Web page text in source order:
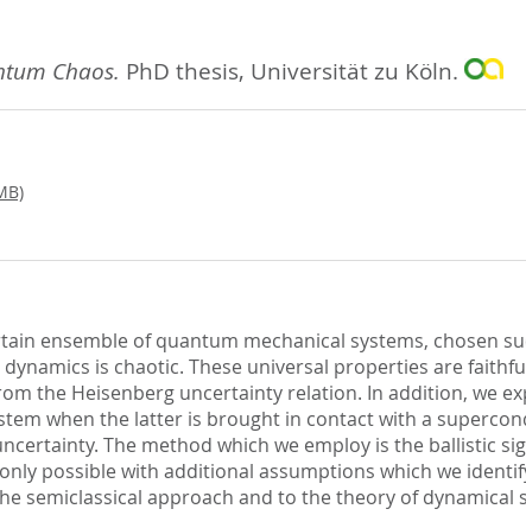
Chaos. PhD thesis, Universität zu Köln.
ensemble of quantum mechanical systems, chosen
is chaotic. These universal properties are
the Heisenberg uncertainty relation. In addition, we
when the latter is brought in contact with a
The method which we employ is the ballistic
possible with additional assumptions which we
semiclassical approach and to the theory of dynamical